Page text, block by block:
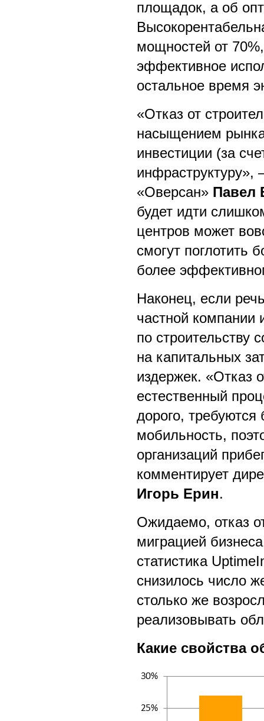
площадок, а об
мощностей от
эффективное
остальное время
«Отказ от
насыщением
инвестиции (за
инфраструктуру»,
«Оверсан» Павел
будет идти
центров может
смогут
более
Наконец, если
частной компании
по строительству
на капитальных
издержек. «Отказ
естественный
дорого, требуются
мобильность,
организаций
комментирует
Игорь Ерин.
Ожидаемо, отказ
миграцией
статистика
снизилось число
столько же
реализовывать
Какие свойства